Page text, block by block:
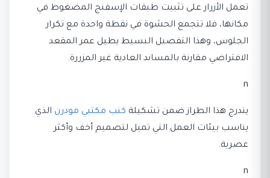
تعمل الأزرار على تثبيت طبقات الإسفنج المضغوط في
مكانها، فلا تتجمع الحشوة في نقطة واحدة مع تكرار
الجلوس، وهذا التفصيل البسيط يطيل عمر المقعد
الافتراضي مقارنة بالمساند العادية غير المزررة.
n
يندرج هذا الطراز ضمن تشكيلة كنب مكتبي مودرن الذي
يناسب بيئات العمل التي تميل لتصميم أخف وأكثر
عصرية.
n